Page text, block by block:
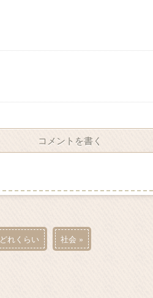
コメントを書く
どれくらい 社会 »